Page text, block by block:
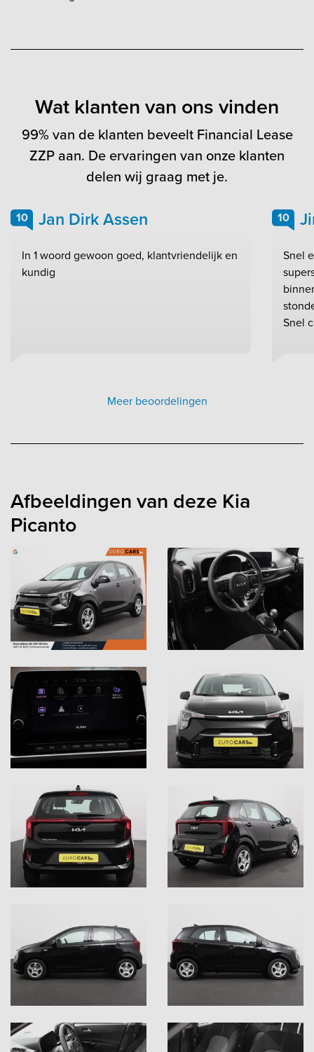
Wat klanten van ons vinden
99% van de klanten beveelt Financial Lease
ZZP aan. De ervaringen van onze klanten
delen wij graag met je.
10 Jan Dirk Assen
In 1 woord gewoon goed, klantvriendelijk en
kundig
10
Snel
Snel
Meer beoordelingen
Afbeeldingen van deze Kia
Picanto